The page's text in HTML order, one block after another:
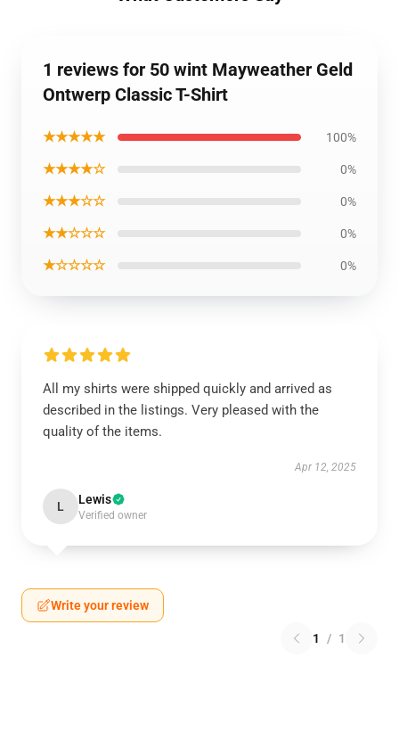
1 reviews for 50 wint Mayweather Geld
Ontwerp Classic T-Shirt
★★★★★ 100%
★★★★☆ 0%
★★★☆☆ 0%
★★☆☆☆ 0%
★☆☆☆☆ 0%
All my shirts were shipped quickly and arrived as
described in the listings. Very pleased with the
quality of the items.
Apr 12, 2025
L Lewis
Verified owner
Write your review
1 / 1